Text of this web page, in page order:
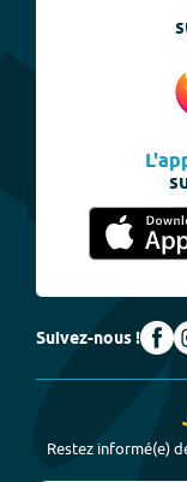
Suivez-nous !
Restez informé(e)